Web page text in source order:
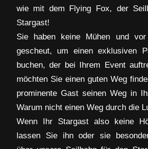
wie mit dem Flying Fox, der
Stargast!
Sie haben keine Mühen und
gescheut, um einen exklusiven
buchen, der bei Ihrem Event
möchten Sie einen guten Weg
prominente Gast seinen Weg in
Warum nicht einen Weg durch die
Wenn Ihr Stargast also keine
lassen Sie ihn oder sie